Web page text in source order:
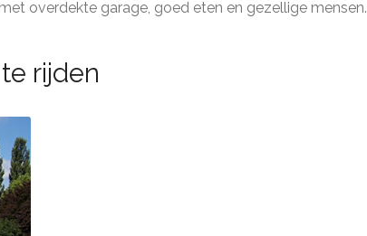
overdekte garage, goed eten en gezellige mensen.
rijden